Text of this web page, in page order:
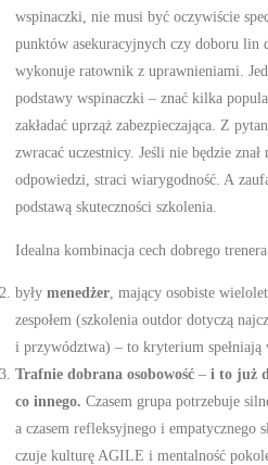
wspinaczki, nie musi być oczywiście
punktów asekuracyjnych czy doboru lin
wykonuje ratownik z uprawnieniami.
podstawy wspinaczki – znać kilka
zakładać uprząż zabezpieczająca. Z
zwracać uczestnicy. Jeśli nie będzie
odpowiedzi, straci wiarygodność. A
podstawą skuteczności szkolenia.
Idealna kombinacja cech dobrego
byłymenedżer , mający osobiste
zespołem (szkolenia outdor dotyczą
i przywództwa) – to kryterium spełniają
Trafnie dobrana osobowość – i to już
co innego.Czasem grupa potrzebuje
a czasem refleksyjnego i empatycznego
czuje kulturę AGILE i mentalność